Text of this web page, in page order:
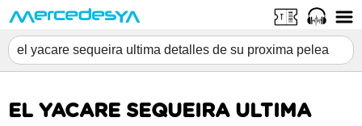
EL YACARE SEQUEIRA ULTIMA